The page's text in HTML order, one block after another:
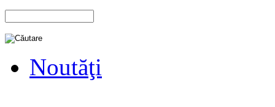
Noutăţi